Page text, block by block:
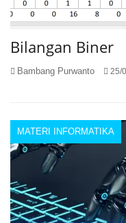
Bilangan Biner
Bambang Purwanto 25/
MATERI INFORMATIKA